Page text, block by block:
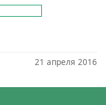
21 апреля 2016